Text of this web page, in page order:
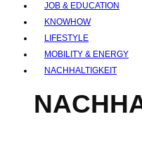
JOB & EDUCATION
KNOWHOW
LIFESTYLE
MOBILITY & ENERGY
NACHHALTIGKEIT